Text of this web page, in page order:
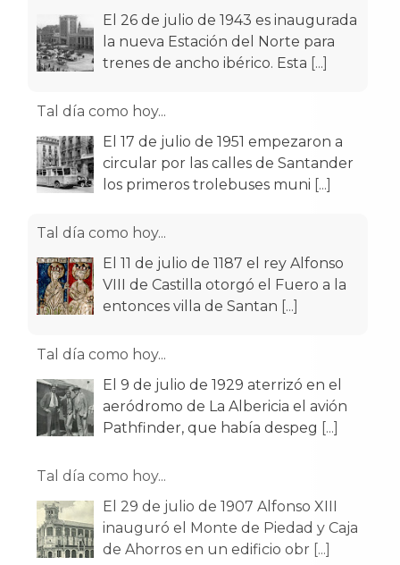
El 26 de julio de 1943 es inaugurada
la nueva Estación del Norte para
trenes de ancho ibérico. Esta [...]
Tal día como hoy...
El 17 de julio de 1951 empezaron a
circular por las calles de Santander
los primeros trolebuses muni [...]
Tal día como hoy...
El 11 de julio de 1187 el rey Alfonso
VIII de Castilla otorgó el Fuero a la
entonces villa de Santan [...]
Tal día como hoy...
El 9 de julio de 1929 aterrizó en el
aeródromo de La Albericia el avión
Pathfinder, que había despeg
[...]
Tal día como hoy...
El 29 de julio de 1907 Alfonso XIII
inauguró el Monte de Piedad y Caja
de Ahorros en un edificio obr [...]